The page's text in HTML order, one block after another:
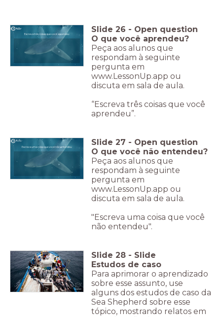
Escreva três coisas que você aprendeu. Slide 26 - Open question
O que você aprendeu?
Peça aos alunos que
respondam à seguinte
pergunta em
www.LessonUp.app ou
discuta em sala de aula.
“Escreva três coisas que você
aprendeu”.
Escreva uma coisa que você não entendeu. Slide 27 - Open question
O que você não entendeu?
Peça aos alunos que
respondam à seguinte
pergunta em
www.LessonUp.app ou
discuta em sala de aula.
"Escreva uma coisa que você
não entendeu".
Slide 28 - Slide
Estudos de caso
Para aprimorar o aprendizado
sobre esse assunto, use
alguns dos estudos de caso da
Sea Shepherd sobre esse
tópico, mostrando relatos em